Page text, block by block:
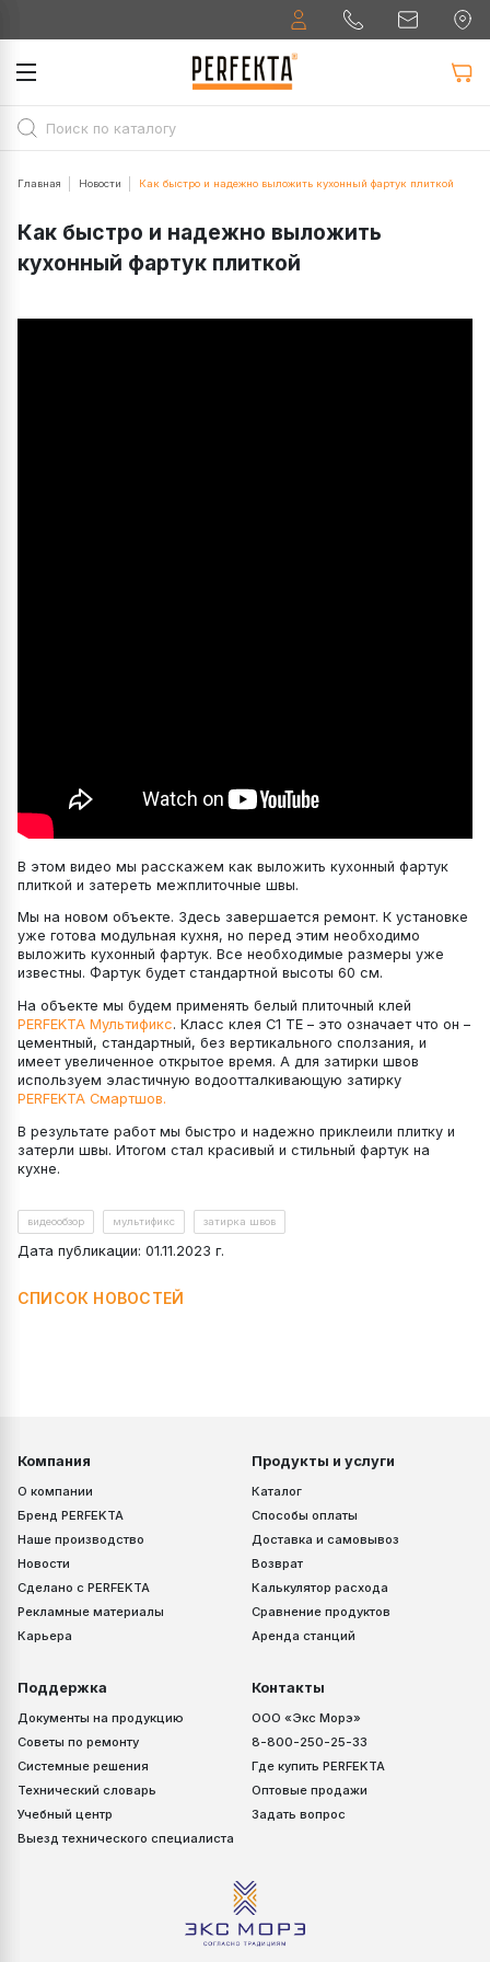
Главная Новости Как быстро и надежно выложить кухонный фартук плиткой
Как быстро и надежно выложить
кухонный фартук плиткой
В этом видео мы расскажем как выложить кухонный фартук
плиткой и затереть межплиточные швы.
Мы на новом объекте. Здесь завершается ремонт. К установке
уже готова модульная кухня, но перед этим необходимо
выложить кухонный фартук. Все необходимые размеры уже
известны. Фартук будет стандартной высоты 60 см.
На объекте мы будем применять белый плиточный клей
PERFEKTA Мультификс. Класс клея C1 TE – это означает что он –
цементный, стандартный, без вертикального сползания, и
имеет увеличенное открытое время. А для затирки швов
используем эластичную водоотталкивающую затирку
PERFEKTA Смартшов.
В результате работ мы быстро и надежно приклеили плитку и
затерли швы. Итогом стал красивый и стильный фартук на
кухне.
видеообзор мультификс затирка швов
Дата публикации: 01.11.2023 г.
СПИСОК НОВОСТЕЙ
Компания
О компании
Бренд PERFEKTA
Наше производство
Новости
Сделано с PERFEKTA
Рекламные материалы
Карьера
Продукты и услуги
Каталог
Способы оплаты
Доставка и самовывоз
Возврат
Калькулятор расхода
Сравнение продуктов
Аренда станций
Поддержка
Документы на продукцию
Советы по ремонту
Системные решения
Технический словарь
Учебный центр
Выезд технического специалиста
Контакты
ООО «Экс Морэ»
8-800-250-25-33
Где купить PERFEKTA
Оптовые продажи
Задать вопрос